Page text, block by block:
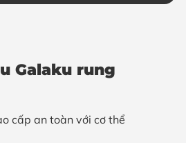
Galaku rung
cấp an toàn với cơ thể